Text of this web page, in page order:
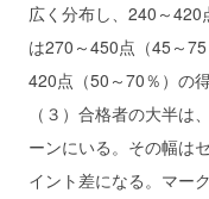
広く分布し、240～
は270～450点（45～
420点（50～70％）の
（３）合格者の大半
ーンにいる。その幅は
イント差になる。マー